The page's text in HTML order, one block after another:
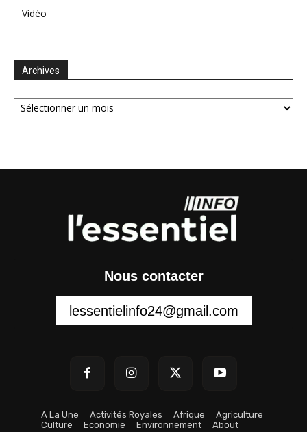
Vidéo
Archives
Archives
Nous contacter
lessentielinfo24@gmail.com
A La Une Activités Royales Afrique
Agriculture
Culture
Economie Environnement
About